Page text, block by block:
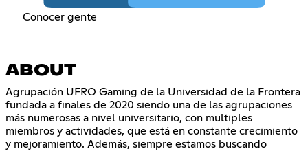
Conocer gente
ABOUT
Agrupación UFRO Gaming de la Universidad de la Frontera
fundada a finales de 2020 siendo una de las agrupaciones
más numerosas a nivel universitario, con multiples
miembros y actividades, que está en constante crecimiento
y mejoramiento. Además, siempre estamos buscando